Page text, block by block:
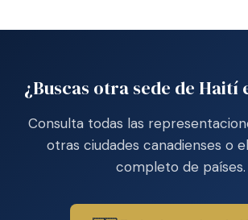
¿Buscas otra sede de Haití
Consulta todas las
otras ciudades canadienses o
completo de países.